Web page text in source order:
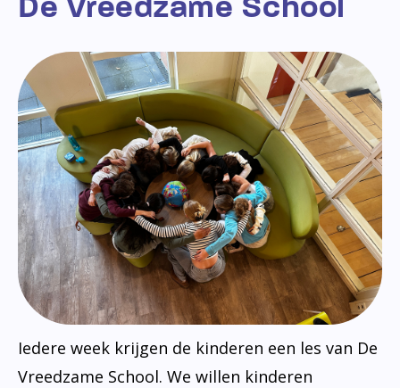
Iedere week krijgen de kinderen een les van De
Vreedzame School. We willen kinderen